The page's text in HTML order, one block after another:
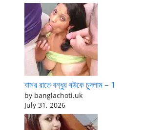
বাসর রাতে বন্ধুর বউকে চুদলাম – 1
by banglachoti.uk
July 31, 2026